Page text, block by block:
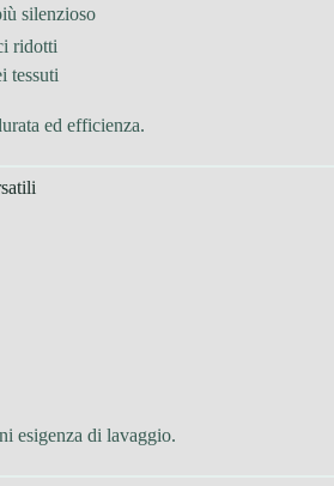
silenzioso
ridotti
tessuti
ed efficienza.
esigenza di lavaggio.